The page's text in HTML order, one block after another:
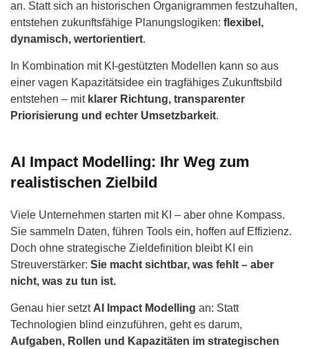
an. Statt sich an historischen Organigrammen festzuhalten,
entstehen zukunftsfähige Planungslogiken: flexibel,
dynamisch, wertorientiert.
In Kombination mit KI-gestützten Modellen kann so aus
einer vagen Kapazitätsidee ein tragfähiges Zukunftsbild
entstehen – mit klarer Richtung, transparenter
Priorisierung und echter Umsetzbarkeit.
AI Impact Modelling: Ihr Weg zum
realistischen Zielbild
Viele Unternehmen starten mit KI – aber ohne Kompass.
Sie sammeln Daten, führen Tools ein, hoffen auf Effizienz.
Doch ohne strategische Zieldefinition bleibt KI ein
Streuverstärker: Sie macht sichtbar, was fehlt – aber
nicht, was zu tun ist.
Genau hier setzt AI Impact Modelling an: Statt
Technologien blind einzuführen, geht es darum,
Aufgaben, Rollen und Kapazitäten im strategischen